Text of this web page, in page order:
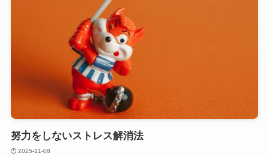
努力をしないストレス解消法
2025-11-08